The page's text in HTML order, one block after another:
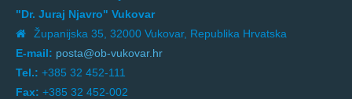
"Dr. Juraj Njavro" Vukovar
Županijska 35, 32000 Vukovar, Republika Hrvatska
E-mail: posta@ob-vukovar.hr
Tel.: +385 32 452-111
Fax: +385 32 452-002